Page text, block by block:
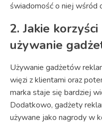
świadomość o niej wśród
2. Jakie
używanie
Używanie gadżetów
więzi z klientami oraz
marka staje się bardziej
Dodatkowo, gadżety
używane jako nagrody w